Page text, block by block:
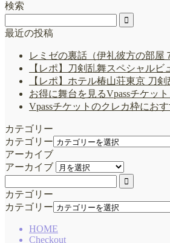
検索
最近の投稿
レミゼの裏話（伊礼彼方の部屋
【レポ】刀剣乱舞スペシャル
【レポ】ホテル椿山荘東京 刀
お得に舞台を見るVpassチケット
Vpassチケットのクレカ枠にお
カテゴリー
カテゴリー
アーカイブ
アーカイブ
カテゴリー
カテゴリー
HOME
Checkout